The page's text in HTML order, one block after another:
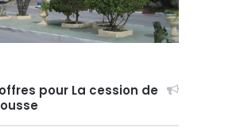
pour La cession de